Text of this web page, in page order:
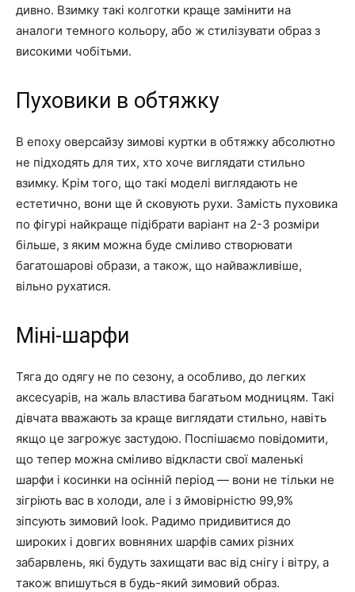
дивно. Взимку такі колготки краще замінити на
аналоги темного кольору, або ж стилізувати образ з
високими чобітьми.
Пуховики в обтяжку
В епоху оверсайзу зимові куртки в обтяжку абсолютно
не підходять для тих, хто хоче виглядати стильно
взимку. Крім того, що такі моделі виглядають не
естетично, вони ще й сковують рухи. Замість пуховика
по фігурі найкраще підібрати варіант на 2-3 розміри
більше, з яким можна буде сміливо створювати
багатошарові образи, а також, що найважливіше,
вільно рухатися.
Міні-шарфи
Тяга до одягу не по сезону, а особливо, до легких
аксесуарів, на жаль властива багатьом модницям. Такі
дівчата вважають за краще виглядати стильно, навіть
якщо це загрожує застудою. Поспішаємо повідомити,
що тепер можна сміливо відкласти свої маленькі
шарфи і косинки на осінній період — вони не тільки не
зігріють вас в холоди, але і з ймовірністю 99,9%
зіпсують зимовий look. Радимо придивитися до
широких і довгих вовняних шарфів самих різних
забарвлень, які будуть захищати вас від снігу і вітру, а
також впишуться в будь-який зимовий образ.